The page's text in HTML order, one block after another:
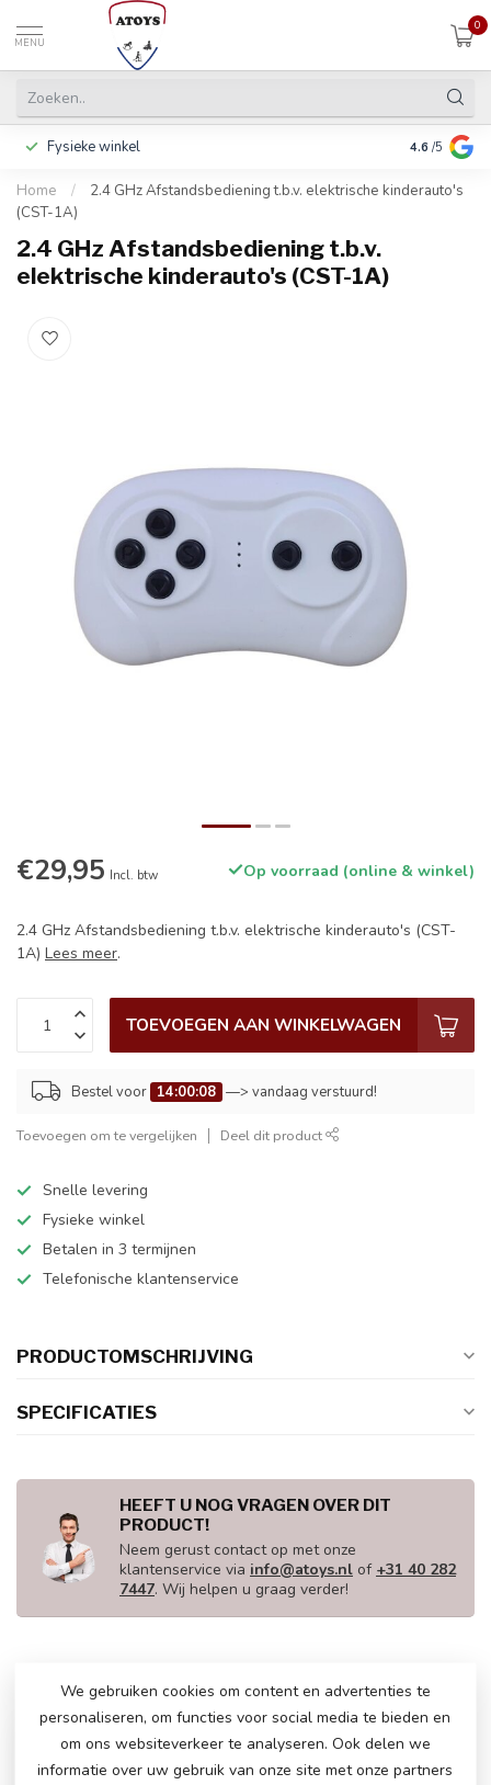
MENU
0
Fysieke winkel Betalen in
4.6 /5
Home /
2.4 GHz Afstandsbediening t.b.v. elektrische kinderauto's
(CST-1A)
2.4 GHz Afstandsbediening t.b.v.
elektrische kinderauto's (CST-1A)
€29,95 Incl. btw Op voorraad (online & winkel)
2.4 GHz Afstandsbediening t.b.v. elektrische kinderauto's (CST-
1A) Lees meer.
TOEVOEGEN AAN WINKELWAGEN
Bestel voor 14:00:08 —> vandaag verstuurd!
Toevoegen om te vergelijken Deel dit product
Snelle levering
Fysieke winkel
Betalen in 3 termijnen
Telefonische klantenservice
PRODUCTOMSCHRIJVING
SPECIFICATIES
HEEFT U NOG VRAGEN OVER DIT
PRODUCT!
Neem gerust contact op met onze
klantenservice via info@atoys.nl of +31 40 282
7447. Wij helpen u graag verder!
RECENT BEKEKEN
We gebruiken cookies om content en advertenties te
personaliseren, om functies voor social media te bieden en
om ons websiteverkeer te analyseren. Ook delen we
informatie over uw gebruik van onze site met onze partners